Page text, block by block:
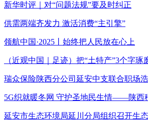
新华时评｜对“问题法规”要及时纠正
供需两端齐发力 激活消费“主引擎”
领航中国·2025丨始终把人民放在心上
（近观中国｜足迹）把“土特产”3个字
瑞众保险陕西分公司延安中支联合职场
5G织就暖冬网 守护圣地民生情——陕西
延安市生态环境局延川分局组织召开生